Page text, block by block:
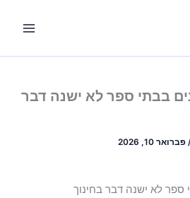
בבתי ספר לא ישנה דבר
/פברואר 10, 2026
ספר לא ישנה דבר בחינוך